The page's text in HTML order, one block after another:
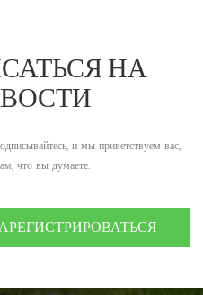
НА
и мы приветствуем вас,
что вы думаете.